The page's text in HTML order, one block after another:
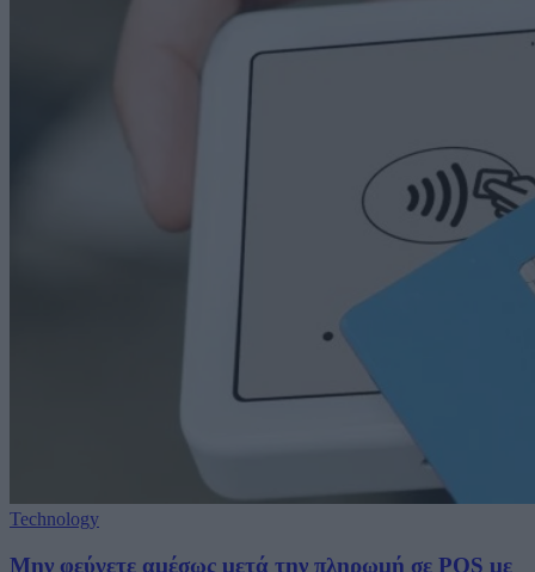
Technology
Μην φεύγετε αμέσως μετά την πληρωμή σε POS με